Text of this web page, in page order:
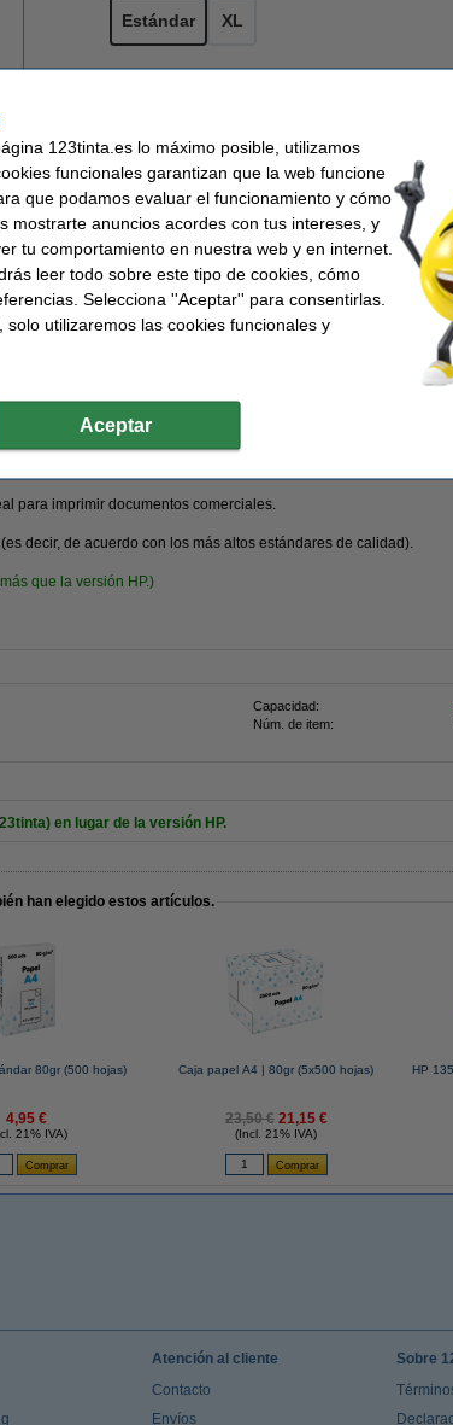
Estándar XL
0,014 €
En stock
¡Recíbelo el lunes!
Comprar
barato! Garantía de por vida en nuestra
para imprimir documentos comerciales.
(es decir, de acuerdo con los más altos estándares de calidad).
que la versión HP.)
Capacidad:
Núm. de item:
en lugar de la versión HP.
han elegido estos artículos.
80gr (500 hojas)
4,95 €
21% IVA)
Caja papel A4 | 80gr (5x500 hojas)
23,50 € 21,15 €
(Incl. 21% IVA)
HP
Atención al cliente
Contacto
Envíos
Sobre
123tinta.es lo máximo posible, utilizamos
funcionales garantizan que la web funcione
que podamos evaluar el funcionamiento y cómo
mostrarte anuncios acordes con tus intereses, y
tu comportamiento en nuestra web y en internet.
leer todo sobre este tipo de cookies, cómo
Selecciona ''Aceptar'' para consentirlas.
utilizaremos las cookies funcionales y
Aceptar